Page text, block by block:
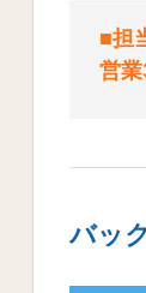
■担
営
バッ